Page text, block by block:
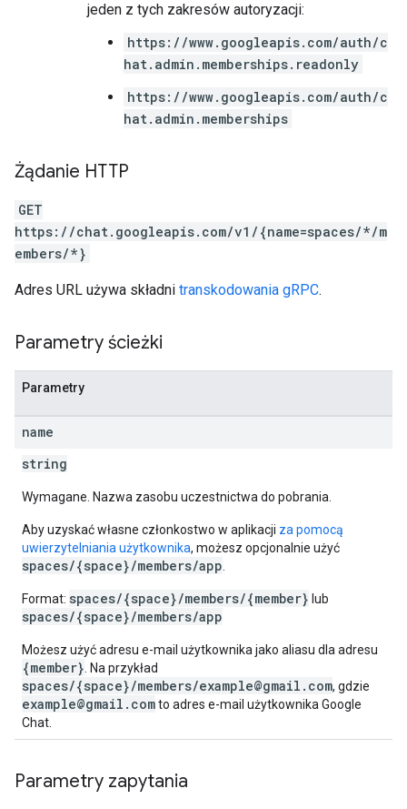
jeden z tych zakresów autoryzacji:
https://www.googleapis.com/auth/c
hat.admin.memberships.readonly
https://www.googleapis.com/auth/c
hat.admin.memberships
Żądanie HTTP
GET
https://chat.googleapis.com/v1/{name=spaces/*/m
embers/*}
Adres URL używa składni transkodowania gRPC.
Parametry ścieżki
Parametry
name
string
Wymagane. Nazwa zasobu uczestnictwa do pobrania.
Aby uzyskać własne członkostwo w aplikacji za pomocą
uwierzytelniania użytkownika, możesz opcjonalnie użyć
spaces/{space}/members/app
Format: spaces/{space}/members/{member} lub
spaces/{space}/members/app
Możesz użyć adresu e-mail użytkownika jako aliasu dla adresu
{member} . Na przykład
spaces/{space}/members/example@gmail.com, gdzie
example@gmail.comto adres e-mail użytkownika Google
Chat.
Parametry zapytania